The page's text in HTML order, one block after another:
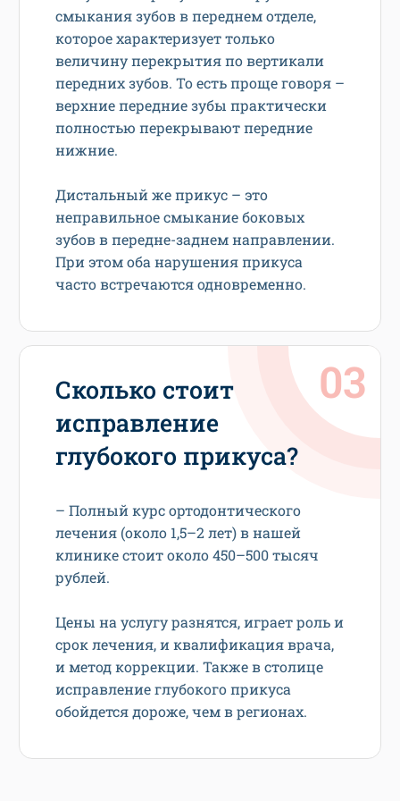
смыкания зубов в переднем отделе,
которое характеризует только
величину перекрытия по вертикали
передних зубов. То есть проще говоря –
верхние передние зубы практически
полностью перекрывают передние
нижние.
Дистальный же прикус – это
неправильное смыкание боковых
зубов в передне-заднем направлении.
При этом оба нарушения прикуса
часто встречаются одновременно.
Сколько стоит
исправление
глубокого прикуса?
– Полный курс ортодонтического
лечения (около 1,5–2 лет) в нашей
клинике стоит около 450–500 тысяч
рублей.
Цены на услугу разнятся, играет роль и
срок лечения, и квалификация врача,
и метод коррекции. Также в столице
исправление глубокого прикуса
обойдется дороже, чем в регионах.